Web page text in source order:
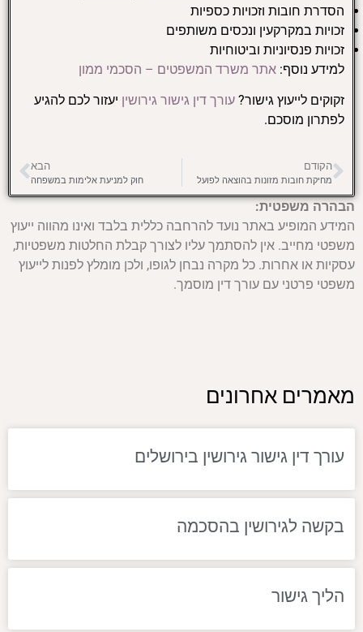
הסדרת חובות וזכויות כספיות
זכויות במקרקעין ונכסים משותפים
זכויות פנסיוניות וביטוחיות
למידע נוסף: אתר משרד המשפטים – הסכמי ממון
זקוקים לייעוץ גישור? עורך דין גישור גירושין יעזור לכם להגיע
לפתרון מוסכם.
הקודם
מחיקת חובות מזונות בהוצאה לפועל
הבא
חוק למניעת אלימות במשפחה
הבהרה משפטית:
המידע המופיע באתר נועד להרחבה כללית בלבד ואינו מהווה ייעוץ
משפטי מחייב. אין להסתמך עליו לצורך קבלת החלטות משפטיות,
עסקיות או אחרות. כל מקרה נבחן לגופו, ולכן מומלץ לפנות לייעוץ
משפטי פרטני עם עורך דין מוסמך.
מאמרים אחרונים
עורך דין גישור גירושין בירושלים
בקשה לגירושין בהסכמה
הליך גישור